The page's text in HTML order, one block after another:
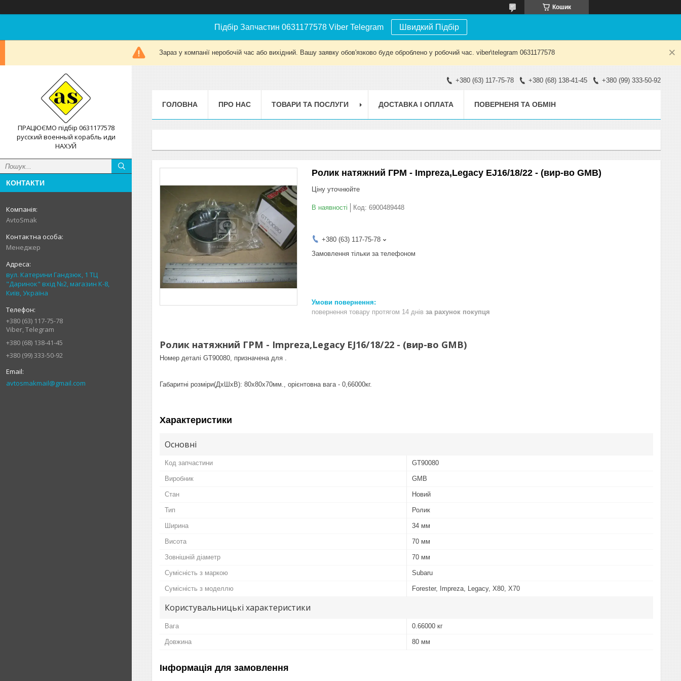
Кошик
Підбір Запчастин 0631177578 Viber Telegram Швидкий Підбір
Зараз у компанії неробочій час або вихідний. Вашу заявку обов'язково буде оброблено у робочий час. viber\telegram 0631177578
ПРАЦЮЄМО підбір 0631177578
русский военный корабль иди
НАХУЙ
КОНТАКТИ
AvtoSmak
Менеджер
вул. Катерини Гандзюк, 1 ТЦ
"Даринок" вхід №2, магазин К-8,
Київ, Україна
+380 (63) 117-75-78
Viber, Telegram
+380 (68) 138-41-45
+380 (99) 333-50-92
avtosmakmail@gmail.com
+380 (63) 117-75-78 +380 (68) 138-41-45 +380 (99) 333-50-92
ГОЛОВНА ПРО НАС ТОВАРИ ТА ПОСЛУГИ ДОСТАВКА І ОПЛАТА ПОВЕРНЕНЯ ТА ОБМІН
Ролик натяжний ГРМ - Impreza,Legacy EJ16/18/22 - (вир-во GMB)
Ціну уточнюйте
В наявності Код: 6900489448
+380 (63) 117-75-78
Замовлення тільки за телефоном
повернення товару протягом 14 днів за рахунок покупця
Ролик натяжний ГРМ - Impreza,Legacy EJ16/18/22 - (вир-во GMB)
Номер деталі GT90080, призначена для .
Габаритні розміри(ДхШхВ): 80x80x70мм., орієнтовна вага - 0,66000кг.
Характеристики
Основні
Код запчастини GT90080
Виробник GMB
Стан Новий
Тип Ролик
Ширина 34 мм
Висота 70 мм
Зовнішній діаметр 70 мм
Сумісність з маркою Subaru
Сумісність з моделлю Forester, Impreza, Legacy, X80, X70
Користувальницькі характеристики
Вага 0.66000 кг
Довжина 80 мм
Інформація для замовлення